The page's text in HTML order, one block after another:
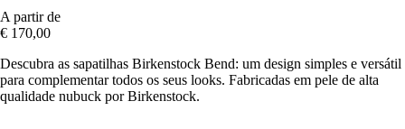
A partir de
€ 170,00
Descubra as sapatilhas Birkenstock Bend: um design simples e versátil
para complementar todos os seus looks. Fabricadas em pele de alta
qualidade nubuck por Birkenstock.